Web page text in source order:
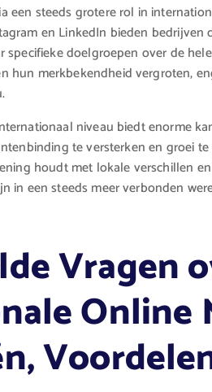
een steeds grotere rol in
en LinkedIn bieden
specifieke doelgroepen over de
hun merkbekendheid vergroten,
niveau biedt enorme
te versterken en groei
houdt met lokale verschillen
in een steeds meer verbonden
Vragen
Online